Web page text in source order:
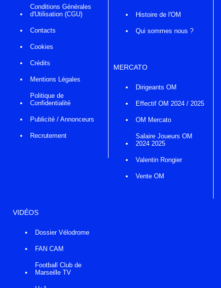
Conditions Générales
d'Utilisation (CGU)
Contacts
Cookies
Crédits
Mentions Légales
Politique de
Confidentialité
Publicité / Annonceurs
Recrutement
Histoire de l'OM
Qui sommes nous ?
MERCATO
Dirigeants OM
Effectif OM 2024 / 2025
OM Mercato
Salaire Joueurs OM
2024 2025
Valentin Rongier
Vente OM
VIDÉOS
Dossier Vélodrome
FAN CAM
Football Club de
Marseille TV